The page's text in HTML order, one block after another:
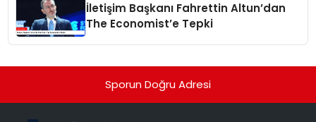
İletişim Başkanı Fahrettin Altun’dan
The Economist’e Tepki
Sporun Doğru Adresi